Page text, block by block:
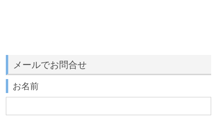
メールでお問合せ
お名前